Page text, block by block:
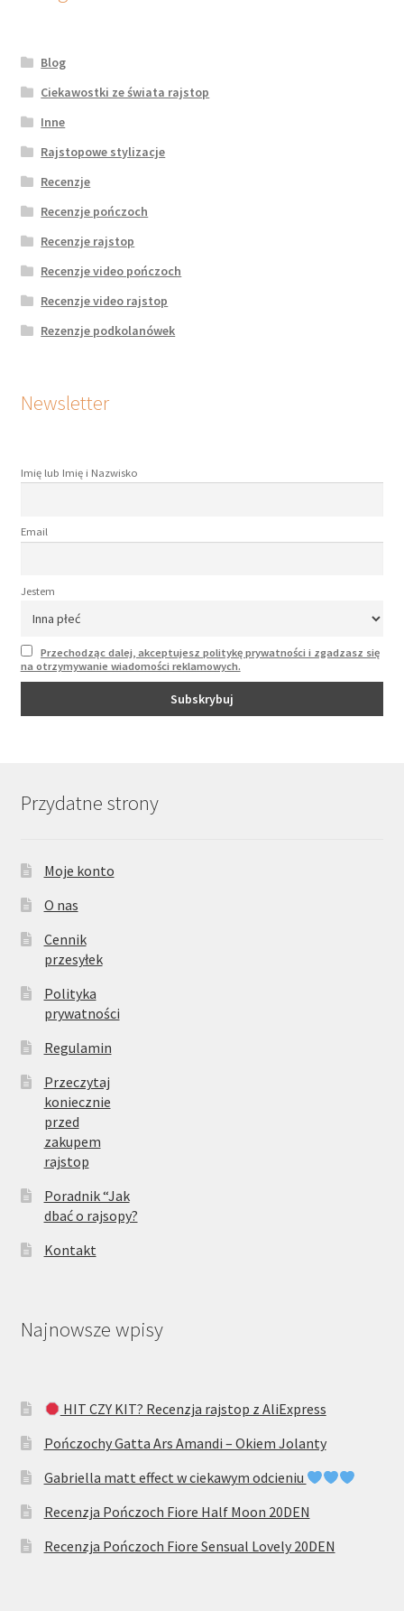
Blog
Ciekawostki ze świata rajstop
Inne
Rajstopowe stylizacje
Recenzje
Recenzje pończoch
Recenzje rajstop
Recenzje video pończoch
Recenzje video rajstop
Rezenzje podkolanówek
Newsletter
Imię lub Imię i Nazwisko
Email
Jestem
Przechodząc dalej, akceptujesz politykę prywatności i zgadzasz się
na otrzymywanie wiadomości reklamowych.
Przydatne strony
Moje konto
O nas
Cennik
przesyłek
Polityka
prywatności
Regulamin
Przeczytaj
koniecznie
przed
zakupem
rajstop
Poradnik “Jak
dbać o rajsopy?
Kontakt
Najnowsze wpisy
HIT CZY KIT? Recenzja rajstop z AliExpress
Pończochy Gatta Ars Amandi – Okiem Jolanty
Gabriella matt effect w ciekawym odcieniu
Recenzja Pończoch Fiore Half Moon 20DEN
Recenzja Pończoch Fiore Sensual Lovely 20DEN